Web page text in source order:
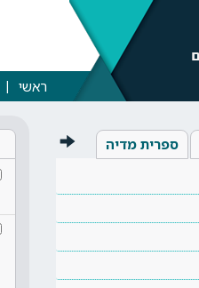
ראשי
ספרית מדיה